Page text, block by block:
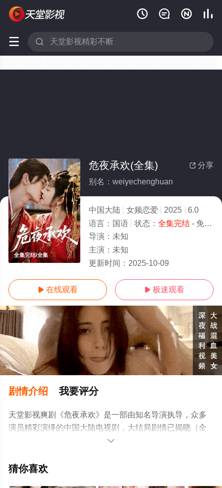
   
 
全集完结/全集
 分享
危夜承欢(全集)
别名：weiyechenghuan
中国大陆 女频恋爱 2025
6.0
语言： 国语 状态： 全集完结- 免费在线观看
导演： 未知
主演： 未知
更新时间： 2025-10-09
 在线观看  极速观看
剧情介绍 我要评分
天堂影视爽剧《危夜承欢》是一部由知名导演执导，众多
演员精彩演绎的中国大陆电视剧，大结局剧情已揭晓（全
集完结），手机免费观看高清无删减完整版电视剧全集就
猫或剧情网等平台了解。

猜你喜欢